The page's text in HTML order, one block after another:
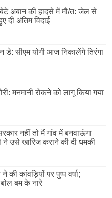
अबान की हादसे में मौ/त: जेल से
दी अंतिम विदाई
डे: सीएम योगी आज निकालेंगे तिरंगा
मनमानी रोकने को लागू किया गया
नहीं तो मैं गांव में बनवाऊंगा
ने उसे खारिज कराने की दी धमकी
की कांवड़ियों पर पुष्प वर्षा;
बम के नारे